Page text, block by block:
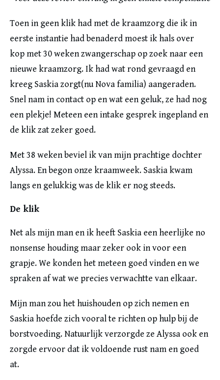
Toen in geen klik had met de kraamzorg die ik in
eerste instantie had benaderd moest ik hals over
kop met 30 weken zwangerschap op zoek naar een
nieuwe kraamzorg. Ik had wat rond gevraagd en
kreeg Saskia zorgt(nu Nova familia) aangeraden.
Snel nam in contact op en wat een geluk, ze had nog
een plekje! Meteen een intake gesprek ingepland en
de klik zat zeker goed.
Met 38 weken beviel ik van mijn prachtige dochter
Alyssa. En begon onze kraamweek. Saskia kwam
langs en gelukkig was de klik er nog steeds.
De klik
Net als mijn man en ik heeft Saskia een heerlijke no
nonsense houding maar zeker ook in voor een
grapje. We konden het meteen goed vinden en we
spraken af wat we precies verwachtte van elkaar.
Mijn man zou het huishouden op zich nemen en
Saskia hoefde zich vooral te richten op hulp bij de
borstvoeding. Natuurlijk verzorgde ze Alyssa ook en
zorgde ervoor dat ik voldoende rust nam en goed
at.